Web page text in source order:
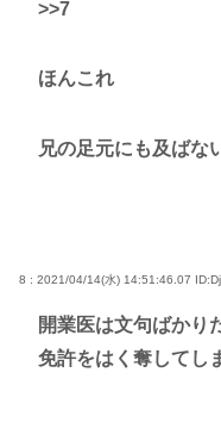
>>7
ほんこれ
兄の足元にも及ばな
8 : 2021/04/14(水) 14:51:46.07
開業医は文句ばかり
免許をはく奪してし